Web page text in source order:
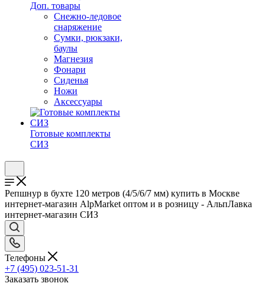
Доп. товары
Снежно-ледовое
снаряжение
Сумки, рюкзаки,
баулы
Магнезия
Фонари
Сиденья
Ножи
Аксессуары
Готовые комплекты
СИЗ
Репшнур в бухте 120 метров (4/5/6/7 мм) купить в Москве
интернет-магазин AlpMarket оптом и в розницу - АльпЛавка
интернет-магазин СИЗ
Телефоны
+7 (495) 023-51-31
Заказать звонок